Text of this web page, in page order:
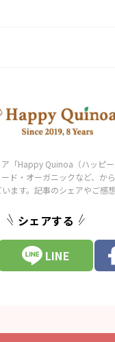
シェアする
LINE